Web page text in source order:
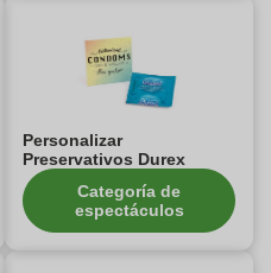
Personalizar
Preservativos Durex
Categoría de
espectáculos